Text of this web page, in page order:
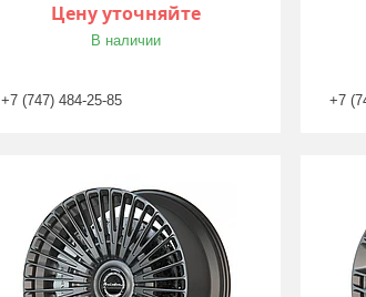
Цену уточняйте
В наличии
+7 (747) 484-25-85 +7